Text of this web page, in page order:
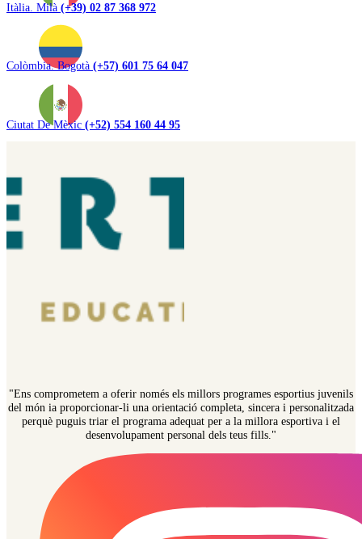
Itàlia. Milà (+39) 02 87 368 972
Colòmbia. Bogotà (+57) 601 75 64 047
Ciutat De Mèxic (+52) 554 160 44 95
"Ens comprometem a oferir només els millors programes esportius juvenils
del món ia proporcionar-li una orientació completa, sincera i personalitzada
perquè puguis triar el programa adequat per a la millora esportiva i el
desenvolupament personal dels teus fills."